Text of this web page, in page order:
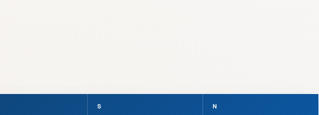
S N